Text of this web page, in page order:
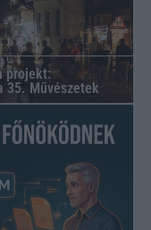
projekt:
35. Művészetek